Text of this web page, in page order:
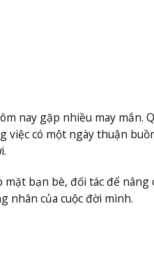
nay gặp nhiều may mắn.
có một ngày thuận
bạn bè, đối tác để nâng
nhân của cuộc đời mình.